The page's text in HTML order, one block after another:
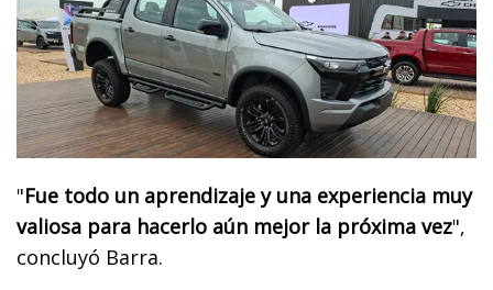
"Fue todo un aprendizaje y una experiencia muy
valiosa para hacerlo aún mejor la próxima vez",
concluyó Barra.